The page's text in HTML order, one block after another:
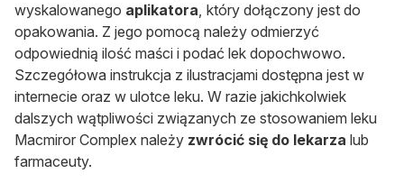
wyskalowanego aplikatora, który dołączony jest do
opakowania. Z jego pomocą należy odmierzyć
odpowiednią ilość maści i podać lek dopochwowo.
Szczegółowa instrukcja z ilustracjami dostępna jest w
internecie oraz w ulotce leku. W razie jakichkolwiek
dalszych wątpliwości związanych ze stosowaniem leku
Macmiror Complex należy zwrócić się do lekarza lub
farmaceuty.